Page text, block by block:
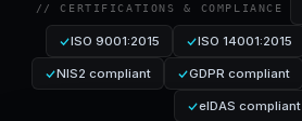
// CERTIFICATIONS & COMPLIANCE
ISO 9001:2015 ISO 14001:2015
NIS2 compliant GDPR compliant
eIDAS compliant